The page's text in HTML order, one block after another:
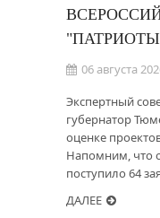
06 августа
Экспертный
губернатор
оценке
Напомним, что
поступило 64
ДАЛЕЕ